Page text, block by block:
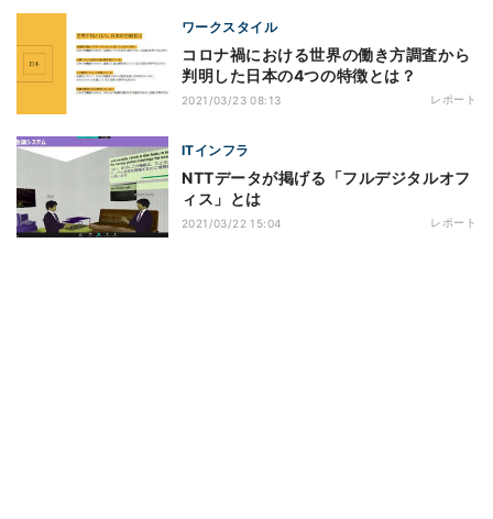
ワークスタイル
コロナ禍における世界の働き方調査から
判明した日本の4つの特徴とは？
2021/03/23 08:13 レポート
ITインフラ
NTTデータが掲げる「フルデジタルオフ
ィス」とは
2021/03/22 15:04 レポート